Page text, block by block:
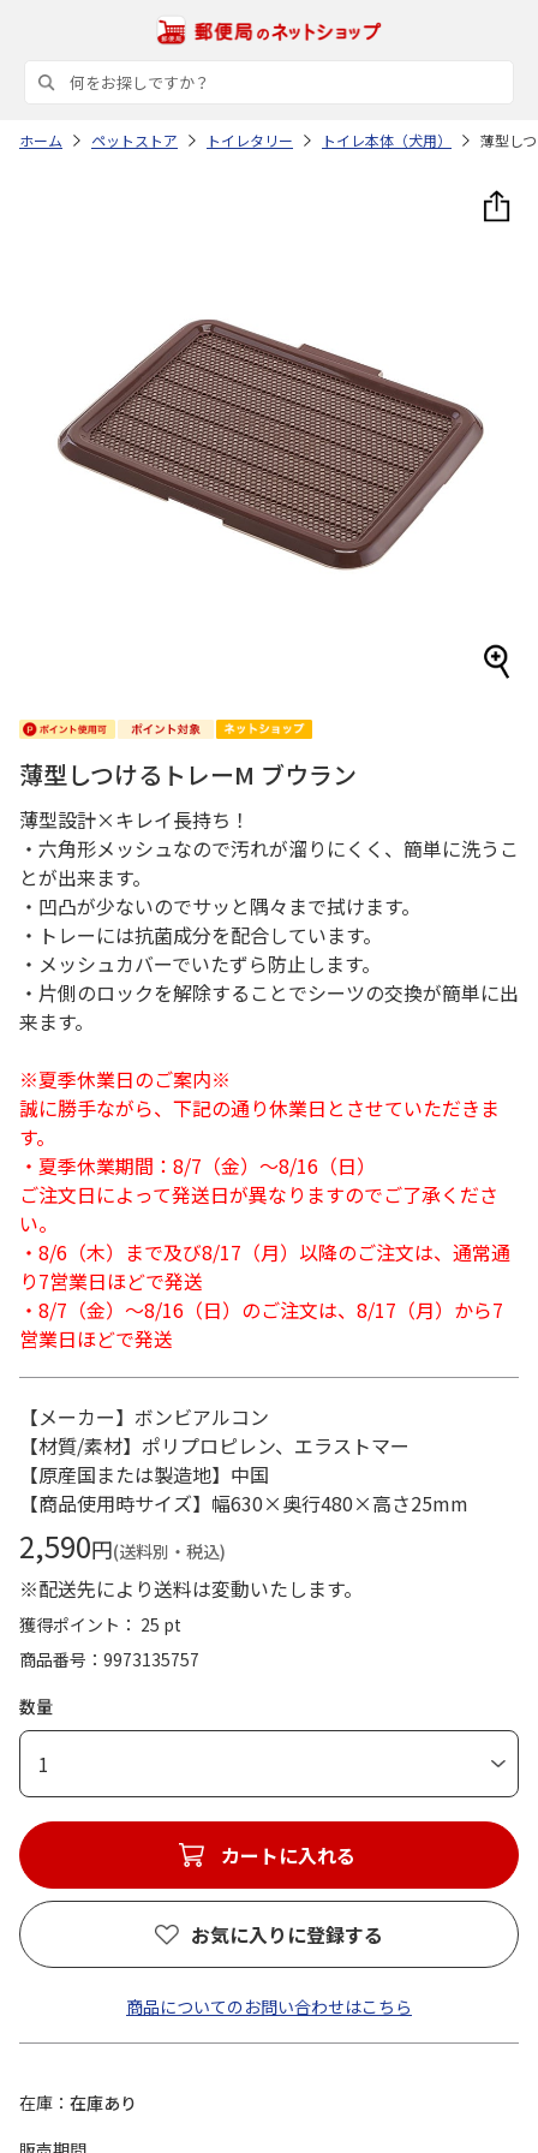
ホーム ペットストア トイレタリー トイレ本体（犬用） 薄型し
薄型しつけるトレーM ブウラン
薄型設計×キレイ長持ち！
・六角形メッシュなので汚れが溜りにくく、簡単に洗うこ
とが出来ます。
・凹凸が少ないのでサッと隅々まで拭けます。
・トレーには抗菌成分を配合しています。
・メッシュカバーでいたずら防止します。
・片側のロックを解除することでシーツの交換が簡単に出
来ます。
※夏季休業日のご案内※
誠に勝手ながら、下記の通り休業日とさせていただきま
す。
・夏季休業期間：8/7（金）～8/16（日）
ご注文日によって発送日が異なりますのでご了承くださ
い。
・8/6（木）まで及び8/17（月）以降のご注文は、通常通
り7営業日ほどで発送
・8/7（金）～8/16（日）のご注文は、8/17（月）から7
営業日ほどで発送
【メーカー】ボンビアルコン
【材質/素材】ポリプロピレン、エラストマー
【原産国または製造地】中国
【商品使用時サイズ】幅630×奥行480×高さ25mm
2,590円(送料別・税込)
※配送先により送料は変動いたします。
獲得ポイント： 25 pt
商品番号
9973135757
数量
1
カートに入れる
お気に入りに登録する
商品についてのお問い合わせはこちら
在庫
在庫あり